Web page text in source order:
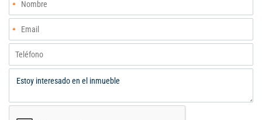
irregular y suelo fértil, altitud 983 m, ideal para proyecto
deportivo, comunitario, futura urbanización y otros, cuenta con
energía servicio Celsia , agua potable servicio Acuavalle,
alcantarillado pozo séptico, internet disponible a fibra óptica.